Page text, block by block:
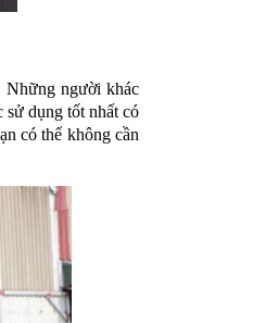
Những người khác
sử dụng tốt nhất có
có thể không cần